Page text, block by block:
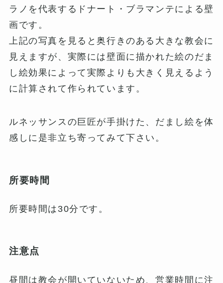
ラノを代表するドナート・ブラマンテによる壁
画です。
上記の写真を見ると奥行きのある大きな教会に
見えますが、実際には壁面に描かれた絵のだま
し絵効果によって実際よりも大きく見えるよう
に計算されて作られています。
ルネッサンスの巨匠が手掛けた、だまし絵を体
感しに是非立ち寄ってみて下さい。
所要時間
所要時間は30分です。
注意点
昼間は教会が開いていないため、営業時間に注